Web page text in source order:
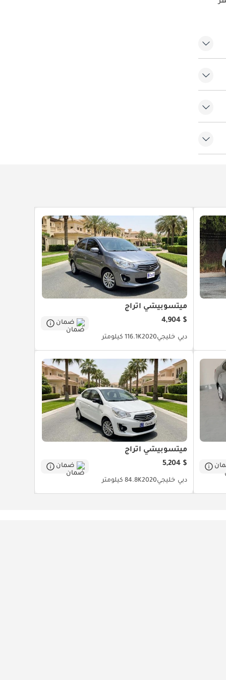
ميتسوبيشي اتراج
$ 4,904
ضمان
دبي خليجي2020116.1K كيلومتر
ميتسوبيشي اتراج
$ 5,204
ضمان
دبي خليجي202084.8K كيلومتر